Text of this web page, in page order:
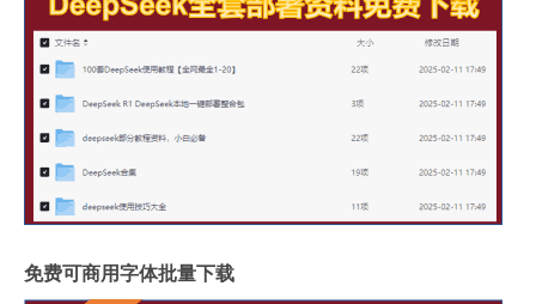
免费可商用字体批量下载